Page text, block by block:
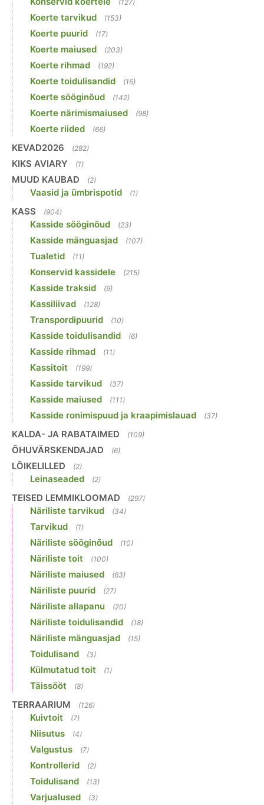
(127)
Koerte tarvikud (153)
Koerte puurid (17)
Koerte maiused (203)
Koerte rihmad (192)
Koerte toidulisandid (16)
Koerte sööginõud (142)
Koerte närimismaiused (98)
Koerte riided (66)
KEVAD2026 (282)
KIKS AVIARY (1)
MUUD KAUBAD (2)
Vaasid ja ümbrispotid (1)
KASS (904)
Kasside sööginõud (23)
Kasside mänguasjad (107)
Tualetid (11)
Konservid kassidele (215)
Kasside traksid (9)
Kassiliivad (128)
Transpordipuurid (10)
Kasside toidulisandid (6)
Kasside rihmad (11)
Kassitoit (199)
Kasside tarvikud (37)
Kasside maiused (111)
Kasside ronimispuud ja kraapimislauad (37)
KALDA- JA RABATAIMED (109)
ÕHUVÄRSKENDAJAD (6)
LÕIKELILLED (2)
Leinaseaded (2)
TEISED LEMMIKLOOMAD (297)
Näriliste tarvikud (34)
Tarvikud (1)
Näriliste sööginõud (10)
Näriliste toit (100)
Näriliste maiused (63)
Näriliste puurid (27)
Näriliste allapanu (20)
Näriliste toidulisandid (18)
Näriliste mänguasjad (15)
Toidulisand (3)
Külmutatud toit (1)
Täissööt (8)
TERRAARIUM (126)
Kuivtoit (7)
Niisutus (4)
Valgustus (7)
Kontrollerid (2)
Toidulisand (13)
Varjualused (3)